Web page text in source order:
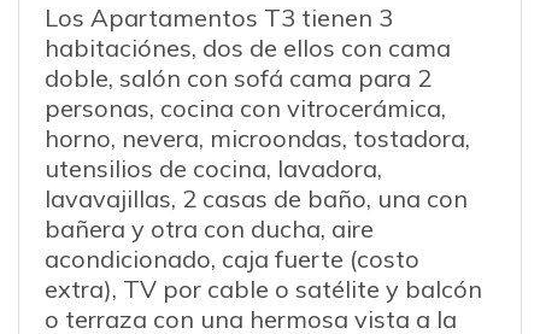
Los Apartamentos T3 tienen 3
habitaciónes, dos de ellos con cama
doble, salón con sofá cama para 2
personas, cocina con vitrocerámica,
horno, nevera, microondas, tostadora,
utensilios de cocina, lavadora,
lavavajillas, 2 casas de baño, una con
bañera y otra con ducha, aire
acondicionado, caja fuerte (costo
extra), TV por cable o satélite y balcón
o terraza con una hermosa vista a la